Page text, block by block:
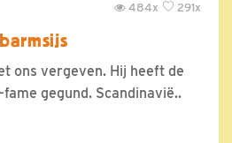
291x
484x
ons vergeven. Hij heeft de
gegund. Scandinavië..